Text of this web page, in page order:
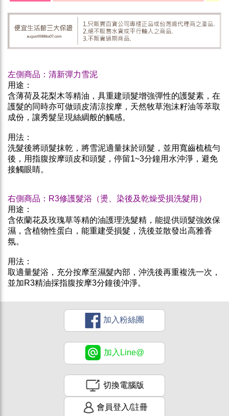
左側商品：清新彈力雪泥
用途：
含薄荷及花梨木等精油，具重建頭髮增強彈性的護髮素，在
護髮的同時亦可做頭皮清涼按摩，天然牧草泡沫籽油等萃取
成份，讓秀髮呈現絲綢般的觸感。
用法：
洗髮後將頭髮抹乾，將雪泥適量抹於頭髮，並用寬齒梳梳勻
後，用指腹按摩頭皮和頭髮，停留1~3分鐘用水沖淨，避免
接觸眼睛。
右側商品：R3修護髮浴（燙、染後及乾燥受損洗髮用）
用途：
含依蘭花及玫瑰草等精的油護理洗髮精，能提供頭髮強效保
濕，含植物性蛋白，能重建受損髮，洗後並散發出高雅香
氛。
用法：
取適量髮浴，充分按摩至濕髮內部，沖洗後再重複洗一次，
並加R3精油採指腹按摩3分鐘後沖淨。
加入粉絲團
加入Line@
切換電腦版
會員登入/註冊